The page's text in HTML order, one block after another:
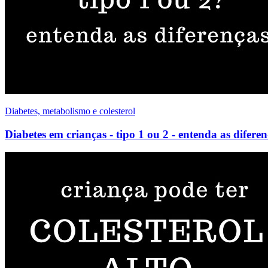
Diabetes, metabolismo e colesterol
Diabetes em crianças - tipo 1 ou 2 - entenda as